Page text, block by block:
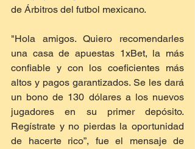
de Árbitros del futbol mexicano.
"Hola amigos. Quiero recomendarles
una casa de apuestas 1xBet, la más
confiable y con los coeficientes más
altos y pagos garantizados. Se les dará
un bono de 130 dólares a los nuevos
jugadores en su primer depósito.
Regístrate y no pierdas la oportunidad
de hacerte rico”, fue el mensaje de